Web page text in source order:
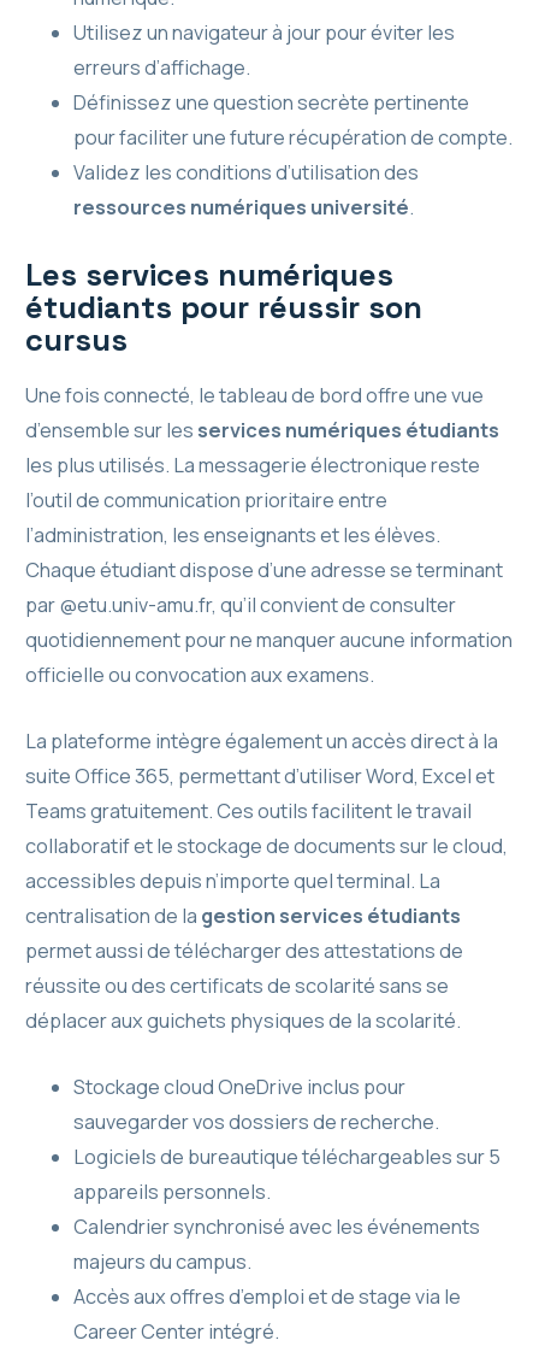
Utilisez un navigateur à jour pour éviter les
erreurs d’affichage.
Définissez une question secrète pertinente
pour faciliter une future récupération de compte.
Validez les conditions d’utilisation des
ressources numériques université.
Les services numériques
étudiants pour réussir son
cursus
Une fois connecté, le tableau de bord offre une vue
d’ensemble sur les services numériques étudiants
les plus utilisés. La messagerie électronique reste
l’outil de communication prioritaire entre
l’administration, les enseignants et les élèves.
Chaque étudiant dispose d’une adresse se terminant
par @etu.univ-amu.fr, qu’il convient de consulter
quotidiennement pour ne manquer aucune information
officielle ou convocation aux examens.
La plateforme intègre également un accès direct à la
suite Office 365, permettant d’utiliser Word, Excel et
Teams gratuitement. Ces outils facilitent le travail
collaboratif et le stockage de documents sur le cloud,
accessibles depuis n’importe quel terminal. La
centralisation de la gestion services étudiants
permet aussi de télécharger des attestations de
réussite ou des certificats de scolarité sans se
déplacer aux guichets physiques de la scolarité.
Stockage cloud OneDrive inclus pour
sauvegarder vos dossiers de recherche.
Logiciels de bureautique téléchargeables sur 5
appareils personnels.
Calendrier synchronisé avec les événements
majeurs du campus.
Accès aux offres d’emploi et de stage via le
Career Center intégré.